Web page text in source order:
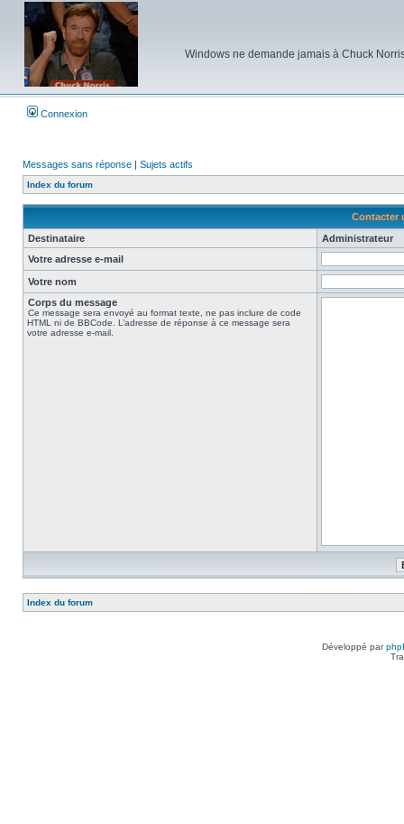
Windows ne demande jamais à Chuck
Connexion
Messages sans réponse | Sujets actifs
Index du forum
Contacter
Destinataire
Administrateur
Votre adresse e-mail
Votre nom
Corps du message
Ce message sera envoyé au format texte, ne pas inclure de code
HTML ni de BBCode. L’adresse de réponse à ce message sera
votre adresse e-mail.
Index du forum
Développé par